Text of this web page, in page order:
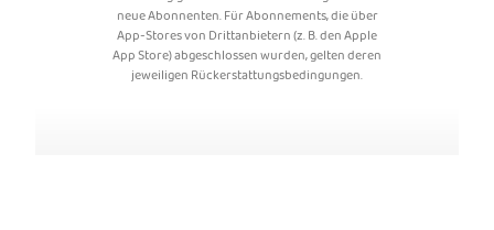
neue Abonnenten. Für Abonnements, die über
App-Stores von Drittanbietern (z. B. den Apple
App Store) abgeschlossen wurden, gelten deren
jeweiligen Rückerstattungsbedingungen.